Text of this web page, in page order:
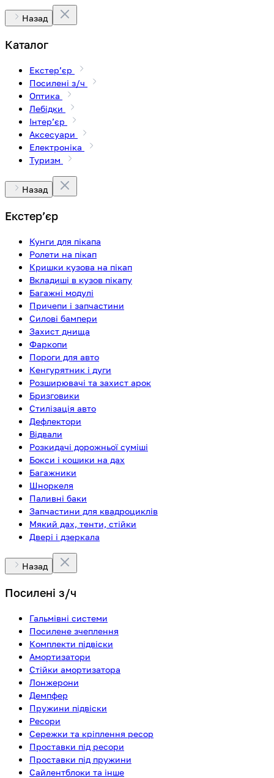
Назад
Каталог
Екстерʼєр
Посилені з/ч
Оптика
Лебідки
Інтерʼєр
Аксесуари
Електроніка
Туризм
Назад
Екстерʼєр
Кунги для пікапа
Ролети на пікап
Кришки кузова на пікап
Вкладиші в кузов пікапу
Багажні модулі
Причепи і запчастини
Силові бампери
Захист днища
Фаркопи
Пороги для авто
Кенгурятник і дуги
Розширювачі та захист арок
Бризговики
Стилізація авто
Дефлектори
Відвали
Розкидачі дорожньої суміші
Бокси і кошики на дах
Багажники
Шноркеля
Паливні баки
Запчастини для квадроциклів
Мякий дах, тенти, стійки
Двері і дзеркала
Назад
Посилені з/ч
Гальмівні системи
Посилене зчеплення
Комплекти підвіски
Амортизатори
Стійки амортизатора
Лонжерони
Демпфер
Пружини підвіски
Ресори
Сережки та кріплення ресор
Проставки під ресори
Проставки під пружини
Сайлентблоки та інше